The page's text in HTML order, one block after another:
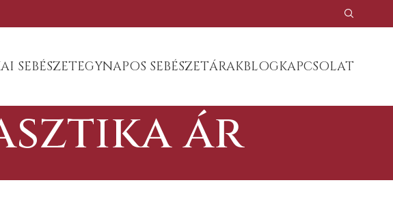
SEBÉSZETEGYNAPOS SEBÉSZETÁRAKBLOGKAPCSOLAT
ár